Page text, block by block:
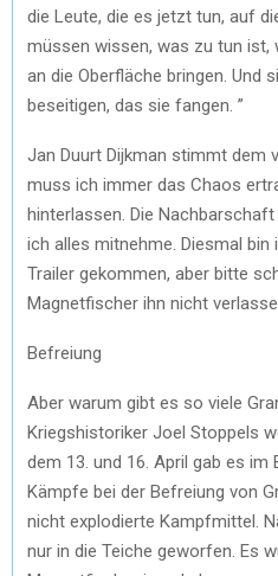
die Leute, die es jetzt tun, auf
müssen wissen, was zu tun
an die Oberfläche bringen. Und
beseitigen, das sie fangen. ”
Jan Duurt Dijkman stimmt dem
muss ich immer das Chaos
hinterlassen. Die
ich alles mitnehme. Diesmal
Trailer gekommen, aber bitte
Magnetfischer ihn nicht
Befreiung
Aber warum gibt es so viele
Kriegshistoriker Joel Stoppels
dem 13. und 16. April gab es im
Kämpfe bei der Befreiung von
nicht explodierte Kampfmittel.
nur in die Teiche geworfen. Es